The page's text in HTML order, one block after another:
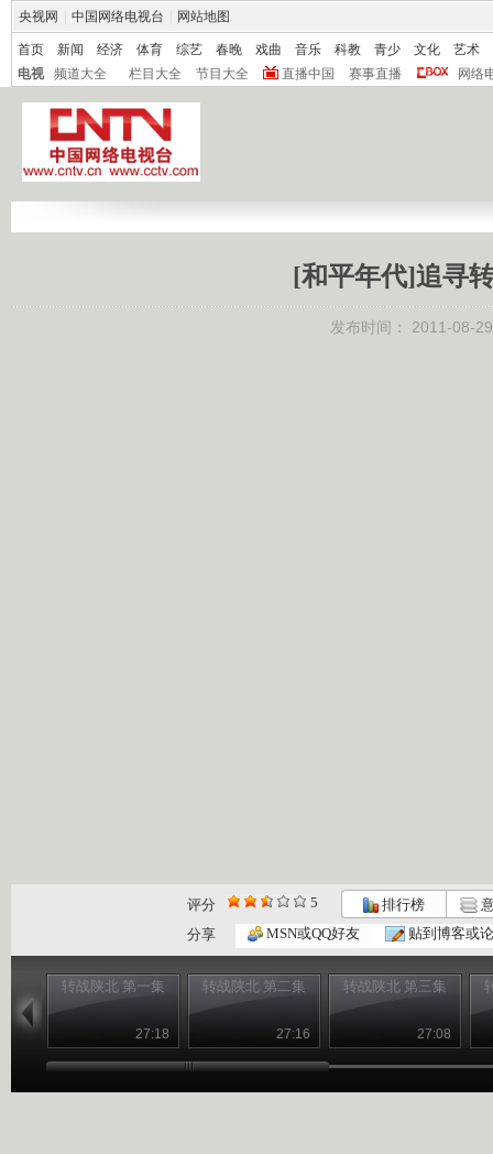
央视网 中国网络电视台 网站地图
首页 新闻 经济 体育 综艺 春晚 戏曲 音乐 科教 青少 文化
艺术
电视
频道大全 栏目大全 节目大全 直播中国 赛事直播 网络
[和平年代]追寻
发布时间： 2011-08-
评分 5 排行榜
分享
MSN或QQ好友 贴到博客或
转战陕北 第一集
27:18
转战陕北 第二集
27:16
转战陕北 第三集
27:08